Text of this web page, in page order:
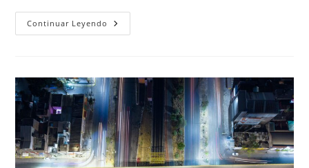
Continuar Leyendo Sustratos
Para
Resultados